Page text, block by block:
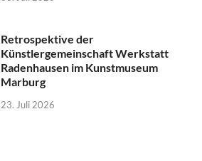
Retrospektive der
Künstlergemeinschaft Werkstatt
Radenhausen im Kunstmuseum
Marburg
23. Juli 2026